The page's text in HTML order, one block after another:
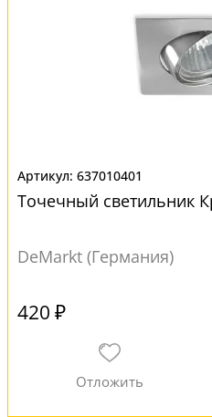
637010401
Точечный светильник
DeMarkt (Германия)
420 ₽